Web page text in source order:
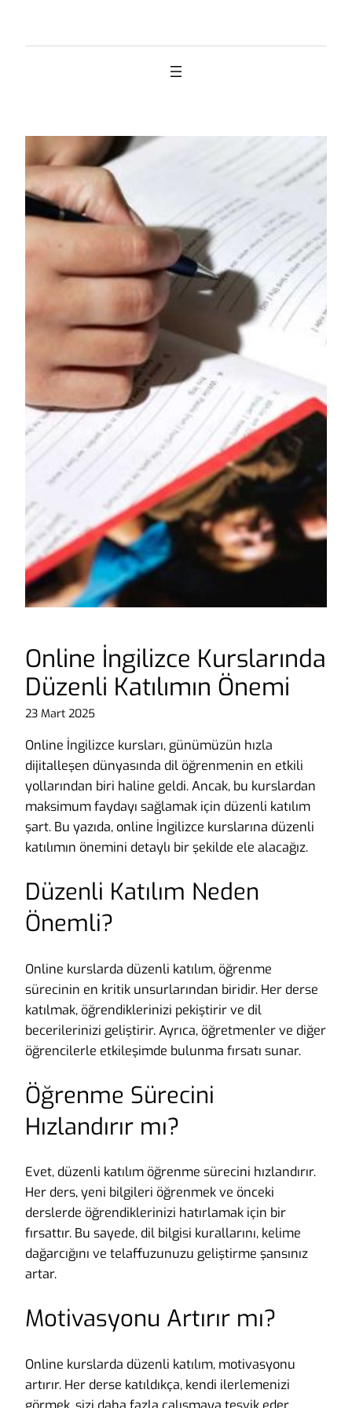
Online İngilizce Kurslarında
Düzenli Katılımın Önemi
23 Mart 2025
Online İngilizce kursları, günümüzün hızla
dijitalleşen dünyasında dil öğrenmenin en etkili
yollarından biri haline geldi. Ancak, bu kurslardan
maksimum faydayı sağlamak için düzenli katılım
şart. Bu yazıda, online İngilizce kurslarına düzenli
katılımın önemini detaylı bir şekilde ele alacağız.
Düzenli Katılım Neden
Önemli?
Online kurslarda düzenli katılım, öğrenme
sürecinin en kritik unsurlarından biridir. Her derse
katılmak, öğrendiklerinizi pekiştirir ve dil
becerilerinizi geliştirir. Ayrıca, öğretmenler ve diğer
öğrencilerle etkileşimde bulunma fırsatı sunar.
Öğrenme Sürecini
Hızlandırır mı?
Evet, düzenli katılım öğrenme sürecini hızlandırır.
Her ders, yeni bilgileri öğrenmek ve önceki
derslerde öğrendiklerinizi hatırlamak için bir
fırsattır. Bu sayede, dil bilgisi kurallarını, kelime
dağarcığını ve telaffuzunuzu geliştirme şansınız
artar.
Motivasyonu Artırır mı?
Online kurslarda düzenli katılım, motivasyonu
artırır. Her derse katıldıkça, kendi ilerlemenizi